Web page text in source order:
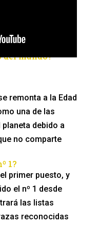
del mundo?
remonta a la Edad
una de las
debido a
no comparte
1?
primer puesto, y
el nº 1 desde
las listas
reconocidas